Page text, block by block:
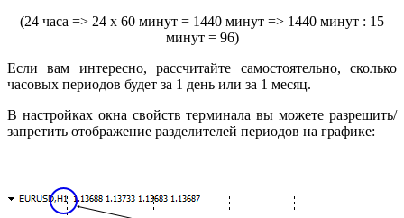
(24 часа => 24 х 60 минут = 1440 минут => 1440 минут : 15
минут = 96)
Если вам интересно, рассчитайте самостоятельно, сколько
часовых периодов будет за 1 день или за 1 месяц.
В настройках окна свойств терминала вы можете разрешить/
запретить отображение разделителей периодов на графике: